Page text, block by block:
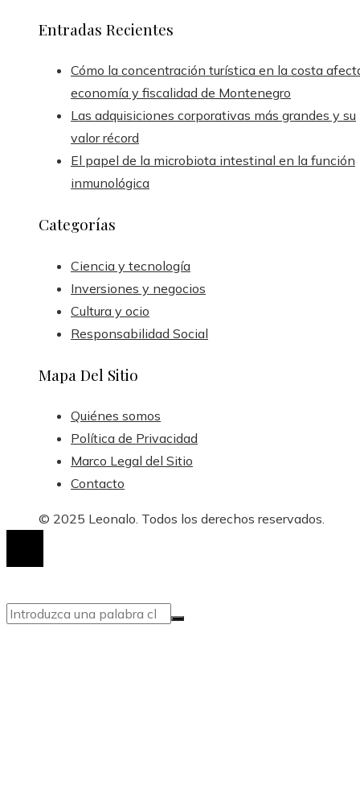
Entradas Recientes
Cómo la concentración turística en la costa
economía y fiscalidad de Montenegro
Las adquisiciones corporativas más grandes y su
valor récord
El papel de la microbiota intestinal en la función
inmunológica
Categorías
Ciencia y tecnología
Inversiones y negocios
Cultura y ocio
Responsabilidad Social
Mapa Del Sitio
Quiénes somos
Política de Privacidad
Marco Legal del Sitio
Contacto
© 2025 Leonalo. Todos los derechos reservados.